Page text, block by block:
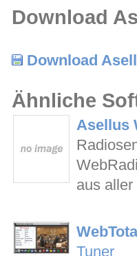
Download
Download
Ähnliche
Asellus
aus
Tuner